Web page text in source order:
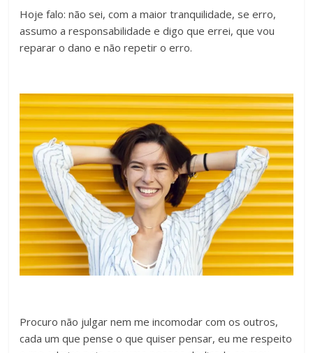
Hoje falo: não sei, com a maior tranquilidade, se erro,
assumo a responsabilidade e digo que errei, que vou
reparar o dano e não repetir o erro.
Procuro não julgar nem me incomodar com os outros,
cada um que pense o que quiser pensar, eu me respeito